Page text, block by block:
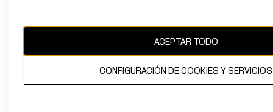
El contenido de esta página web está protegido por copyright y es
propiedad de H&M Hennes & Mauritz AB.ACEPTAR TODO
CONFIGURACIÓN DE COOKIES Y SERVICIOS